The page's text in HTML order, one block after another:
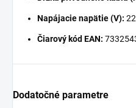
Napájacie napätie (V):
Čiarový kód EAN:
Dodatočné parametre